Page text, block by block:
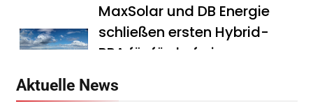
MaxSolar und DB Energie
schließen ersten Hybrid-
PPA für förderfreie
Tanja Schiller
Aktuelle News